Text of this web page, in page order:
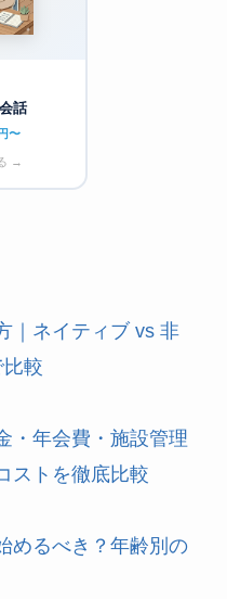
話
〜
→
｜ネイティブ vs 非
較
・年会費・施設管理
ストを徹底比較
めるべき？年齢別の